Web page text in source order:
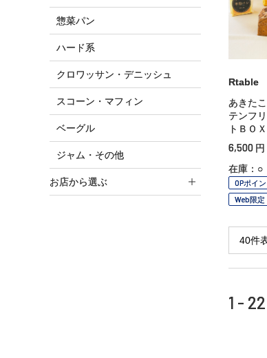
惣菜パン
ハード系
クロワッサン・デニッシュ
スコーン・マフィン
ベーグル
ジャム・その他
お店から選ぶ
Rtable
あきた
テンフ
トＢＯＸ
6,500 円
在庫：○
OPポイ
Web限定
1 - 22